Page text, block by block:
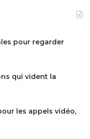
pour regarder
qui vident la
les appels vidéo,